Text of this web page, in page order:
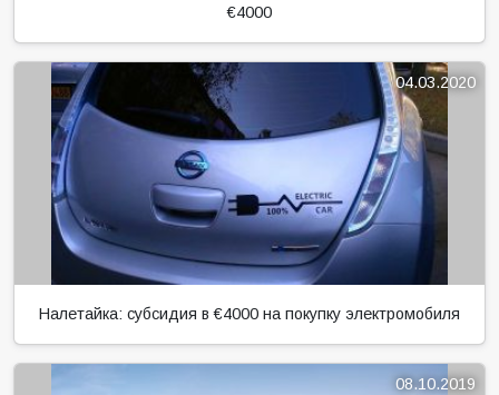
€4000
04.03.2020
Налетайка: субсидия в €4000 на покупку электромобиля
08.10.2019